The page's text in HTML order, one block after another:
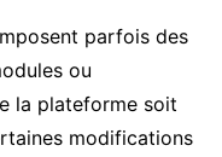
parfois des
ou
la plateforme soit
modifications